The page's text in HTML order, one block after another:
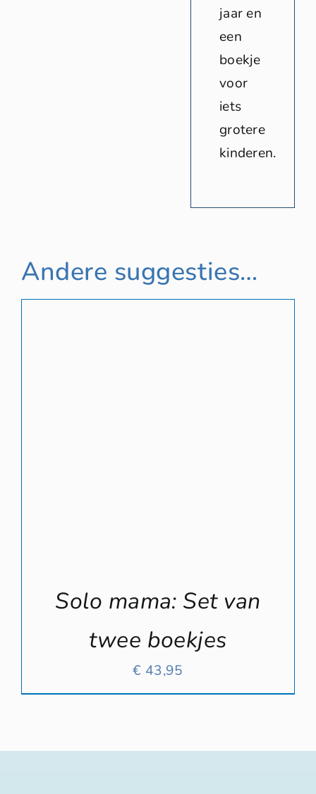
jaar en
een
boekje
voor
iets
grotere
kinderen.
Andere suggesties…
Solo mama: Set van
twee boekjes
€ 43,95